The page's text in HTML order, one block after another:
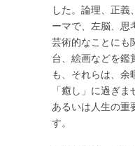
した。論理、正義
ーマで、左脳、思
芸術的なことにも
台、絵画などを鑑
も、それらは、余
「癒し」に過ぎま
あるいは人生の重
す。